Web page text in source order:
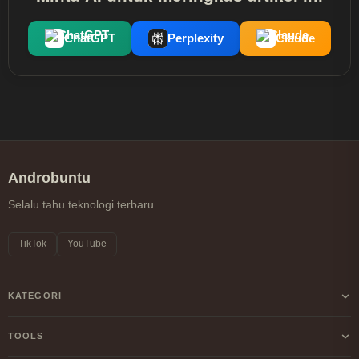
ChatGPT Perplexity Claude
Androbuntu
Selalu tahu teknologi terbaru.
TikTok YouTube
KATEGORI
Android
TOOLS